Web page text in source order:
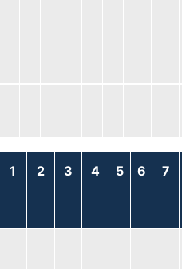
1 2 3 4 5 6 7